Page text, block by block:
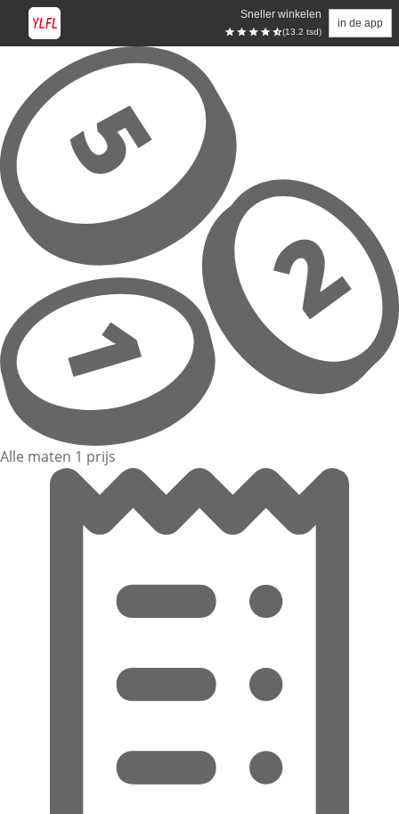
Sneller winkelen
(13.2 tsd)
in de app
Overslaan naar hoofdinhoud
Alle maten 1 prijs